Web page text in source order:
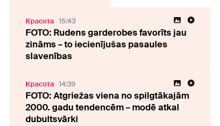
Красота 15:43
FOTO: Rudens garderobes favorīts jau
zināms – to iecienījušas pasaules
slavenības
Красота 14:39
FOTO: Atgriežas viena no spilgtākajām
2000. gadu tendencēm – modē atkal
dubultsvārki